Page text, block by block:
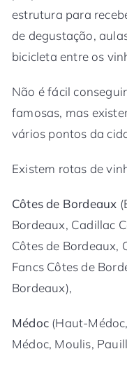
estrutura para
de degustação,
bicicleta entre os
Não é fácil
famosas, mas
vários pontos da
Existem rotas de
Côtes de Bordeaux
Bordeaux, Cadillac
Côtes de Bordeaux,
Fancs Côtes de
Bordeaux),
Médoc (Haut-
Médoc, Moulis,